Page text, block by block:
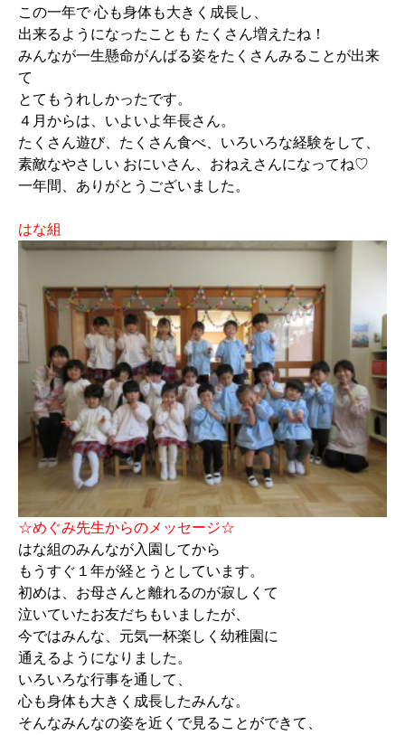
この一年で 心も身体も大きく成長し、
出来るようになったことも たくさん増えたね！
みんなが一生懸命がんばる姿をたくさんみることが出来
て
とてもうれしかったです。
４月からは、いよいよ年長さん。
たくさん遊び、たくさん食べ、いろいろな経験をして、
素敵なやさしい おにいさん、おねえさんになってね♡
一年間、ありがとうございました。
はな組
☆めぐみ先生からのメッセージ☆
はな組のみんなが入園してから
もうすぐ１年が経とうとしています。
初めは、お母さんと離れるのが寂しくて
泣いていたお友だちもいましたが、
今ではみんな、元気一杯楽しく幼稚園に
通えるようになりました。
いろいろな行事を通して、
心も身体も大きく成長したみんな。
そんなみんなの姿を近くで見ることができて、